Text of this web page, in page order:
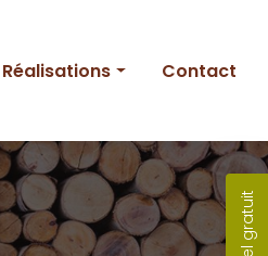
Réalisations
Entretien
Création
Piscine
Contact